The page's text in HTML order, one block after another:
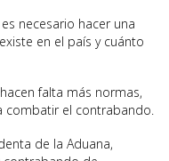
necesario hacer una
en el país y cuánto
falta más normas,
combatir el contrabando.
de la Aduana,